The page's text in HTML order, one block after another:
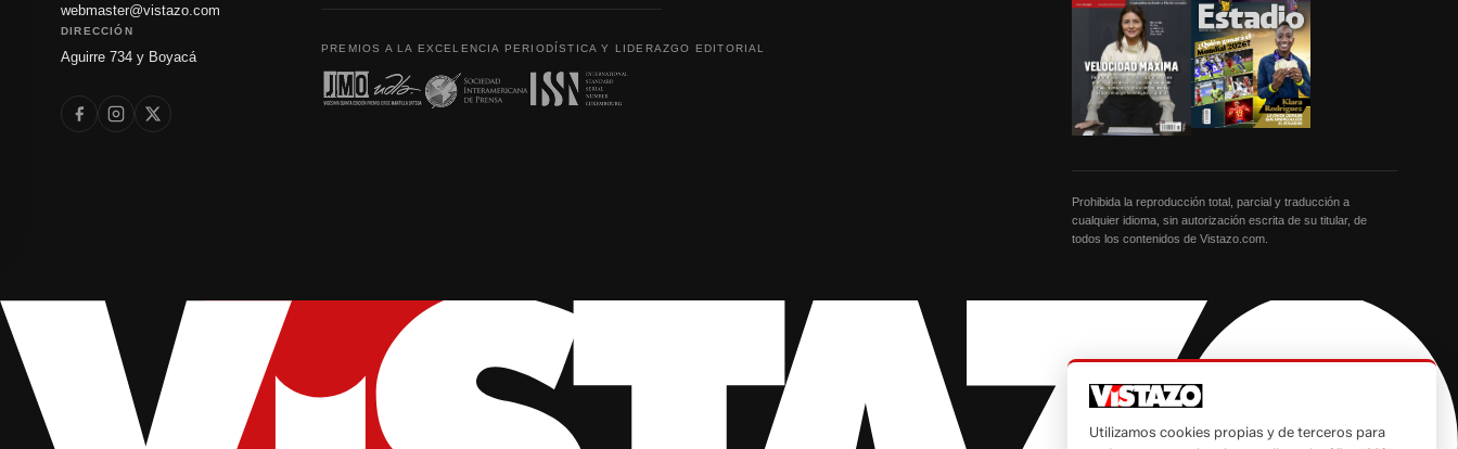
webmaster@vistazo.com
DIRECCIÓN
Aguirre 734 y Boyacá
PREMIOS A LA EXCELENCIA PERIODÍSTICA Y LIDERAZGO EDITORIAL
Prohibida la reproducción total, parcial y traducción a
cualquier idioma, sin autorización escrita de su titular, de
todos los contenidos de Vistazo.com.
Utilizamos cookies propias y de terceros para